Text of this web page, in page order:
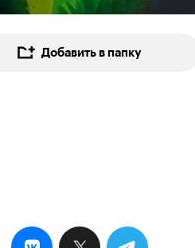
Добавить в папку